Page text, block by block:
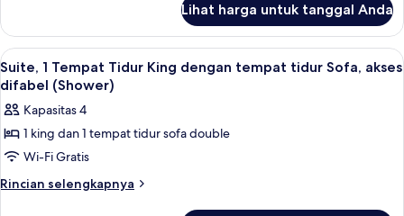
dengan
tempat
tidur
Sofa
Suite,
Tempat
Tidur
dengan
tempat
Sofa
Lihat harga untuk tanggal Anda
Lihat
semua
foto
untuk
Suite,
1
Tempat
Suite, 1 Tempat Tidur King dengan
10
Suite, 1 Tempat Tidur King dengan tempat tidur Sofa, akses
difabel (Shower)
Kapasitas 4
1 king dan 1 tempat tidur sofa double
Wi-Fi Gratis
Rincian selengkapnya
Rincian